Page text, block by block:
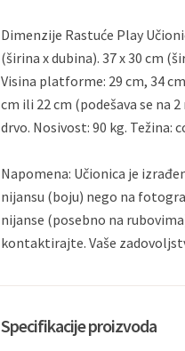
Dimenzije Rastuće Play
(širina x dubina). 37 x 30 cm
Visina platforme: 29 cm, 34
cm ili 22 cm (podešava se na
drvo. Nosivost: 90 kg. Težina:
Napomena: Učionica je
nijansu (boju) nego na
nijanse (posebno na
kontaktirajte. Vaše
Specifikacije proizvoda